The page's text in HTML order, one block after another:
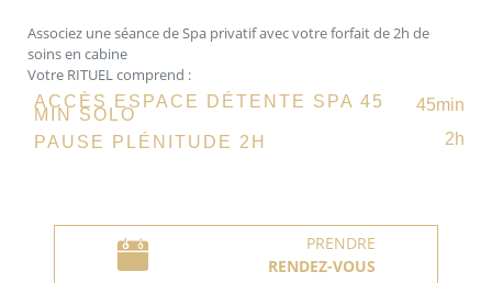
Associez une séance de Spa privatif avec votre forfait de 2h de
soins en cabine
Votre RITUEL comprend :
ACCÈS ESPACE DÉTENTE SPA 45
MIN SOLO
45min
PAUSE PLÉNITUDE 2H
2h
PRENDRE
RENDEZ-VOUS